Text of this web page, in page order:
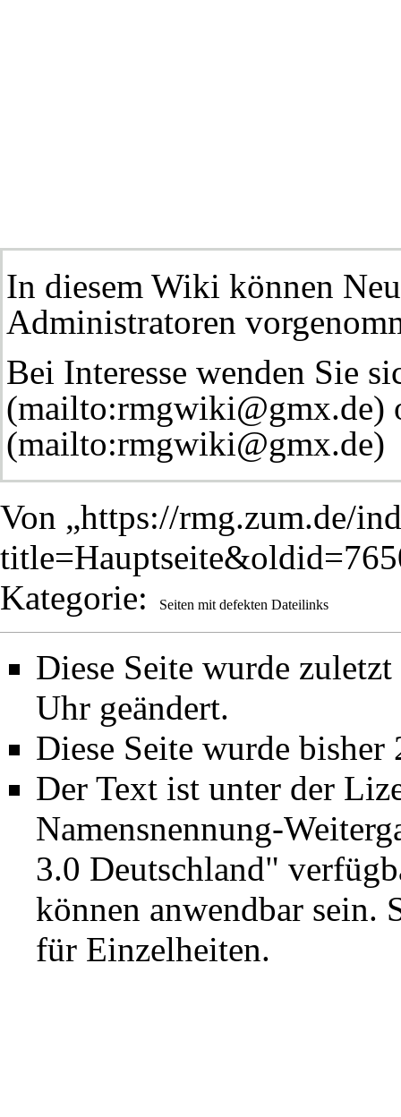
In diesem Wiki können
Administratoren
Bei Interesse wenden Sie
Von „https://rmg.zum.de/
Kategorie: Seiten mit defekten Dateilinks
Diese Seite wurde
Uhr geändert.
Diese Seite wurde
Der Text ist unter der
Namensnennung-
3.0 Deutschland"
können anwendbar sein.
für Einzelheiten.